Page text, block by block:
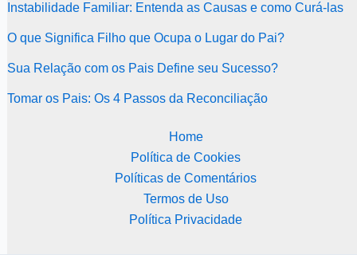
Instabilidade Familiar: Entenda as Causas e como Curá-las
O que Significa Filho que Ocupa o Lugar do Pai?
Sua Relação com os Pais Define seu Sucesso?
Tomar os Pais: Os 4 Passos da Reconciliação
Home
Política de Cookies
Políticas de Comentários
Termos de Uso
Política Privacidade